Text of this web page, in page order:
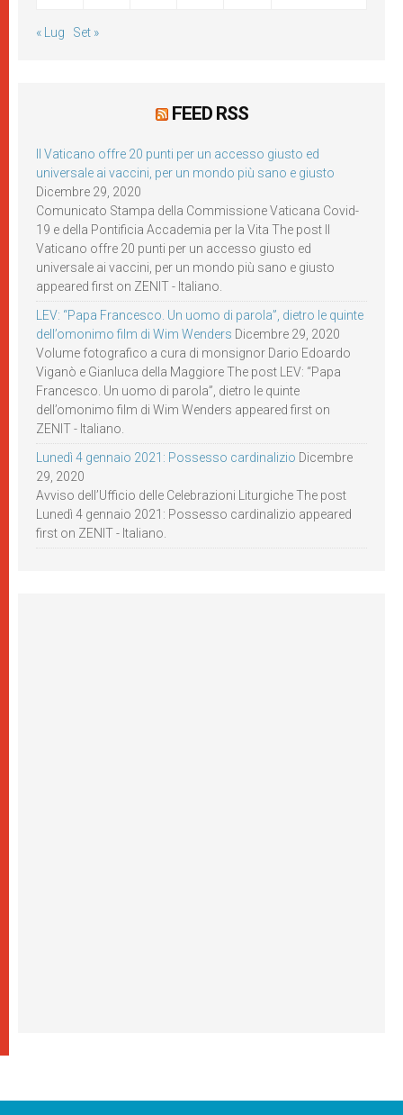
« Lug Set »
FEED RSS
Il Vaticano offre 20 punti per un accesso giusto ed
universale ai vaccini, per un mondo più sano e giusto
Dicembre 29, 2020
Comunicato Stampa della Commissione Vaticana Covid-
19 e della Pontificia Accademia per la Vita The post Il
Vaticano offre 20 punti per un accesso giusto ed
universale ai vaccini, per un mondo più sano e giusto
appeared first on ZENIT - Italiano.
LEV: “Papa Francesco. Un uomo di parola”, dietro le quinte
dell’omonimo film di Wim Wenders Dicembre 29, 2020
Volume fotografico a cura di monsignor Dario Edoardo
Viganò e Gianluca della Maggiore The post LEV: “Papa
Francesco. Un uomo di parola”, dietro le quinte
dell’omonimo film di Wim Wenders appeared first on
ZENIT - Italiano.
Lunedì 4 gennaio 2021: Possesso cardinalizio Dicembre
29, 2020
Avviso dell’Ufficio delle Celebrazioni Liturgiche The post
Lunedì 4 gennaio 2021: Possesso cardinalizio appeared
first on ZENIT - Italiano.